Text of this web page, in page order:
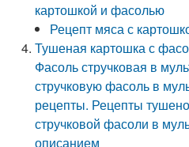
картошкой и фасолью
Рецепт мяса с
Тушеная картошка с
Фасоль стручковая в
стручковую фасоль в
рецепты. Рецепты
стручковой фасоли в
описанием